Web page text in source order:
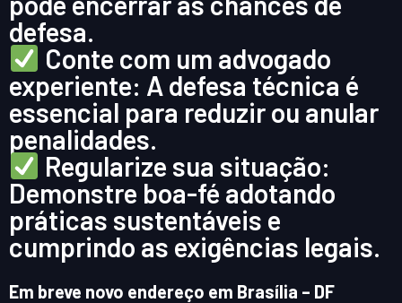
defesa.
Conte com um advogado
experiente: A defesa técnica é
essencial para reduzir ou anular
penalidades.
Regularize sua situação:
Demonstre boa-fé adotando
práticas sustentáveis e
cumprindo as exigências legais.
Em breve novo endereço em Brasília – DF